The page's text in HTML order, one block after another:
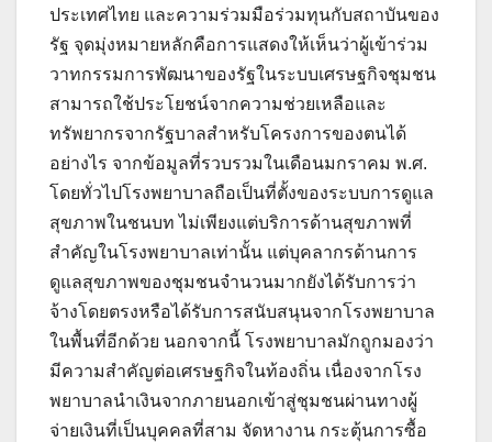
ประเทศไทย และความร่วมมือร่วมทุนกับสถาบันของ
รัฐ จุดมุ่งหมายหลักคือการแสดงให้เห็นว่าผู้เข้าร่วม
วาทกรรมการพัฒนาของรัฐในระบบเศรษฐกิจชุมชน
สามารถใช้ประโยชน์จากความช่วยเหลือและ
ทรัพยากรจากรัฐบาลสำหรับโครงการของตนได้
อย่างไร จากข้อมูลที่รวบรวมในเดือนมกราคม พ.ศ.
โดยทั่วไปโรงพยาบาลถือเป็นที่ตั้งของระบบการดูแล
สุขภาพในชนบท ไม่เพียงแต่บริการด้านสุขภาพที่
สำคัญในโรงพยาบาลเท่านั้น แต่บุคลากรด้านการ
ดูแลสุขภาพของชุมชนจำนวนมากยังได้รับการว่า
จ้างโดยตรงหรือได้รับการสนับสนุนจากโรงพยาบาล
ในพื้นที่อีกด้วย นอกจากนี้ โรงพยาบาลมักถูกมองว่า
มีความสำคัญต่อเศรษฐกิจในท้องถิ่น เนื่องจากโรง
พยาบาลนำเงินจากภายนอกเข้าสู่ชุมชนผ่านทางผู้
จ่ายเงินที่เป็นบุคคลที่สาม จัดหางาน กระตุ้นการซื้อ